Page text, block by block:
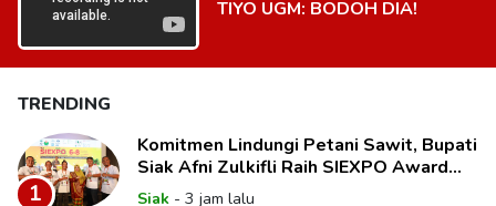
TIYO UGM: BODOH DIA!
TRENDING
1
Komitmen Lindungi Petani Sawit, Bupati
Siak Afni Zulkifli Raih SIEXPO Award
2026
Siak - 3 jam lalu